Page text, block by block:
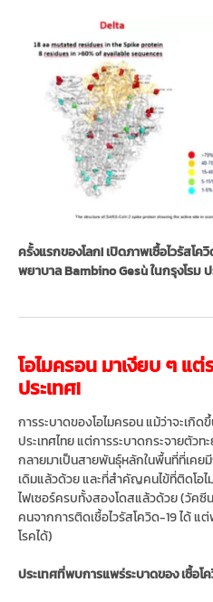
ครั้งแรกของโลก! เปิดภาพเชื้อไวรัสโค
พยาบาล Bambino Gesù ในกรุงโรม
โอไมครอน มาเงียบ ๆ แต่
ประเทศ!
การระบาดของโอไมครอน แม้ว่าจะเกิด
ประเทศไทย แต่การระบาดกระจายตัวท
กลายมาเป็นสายพันธุ์หลักในพื้นที่ที่เคย
เดิมแล้วด้วย และที่สำคัญคนไข้ที่ติดโอ
ไฟเซอร์ครบทั้งสองโดสแล้วด้วย (วัคซี
คนจากการติดเชื้อไวรัสโควิด-19 ได้
โรคได้)
ประเทศที่พบการแพร่ระบาดของ เชื้อโ